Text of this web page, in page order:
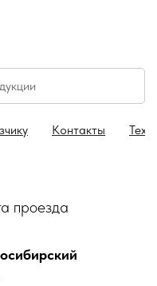
Контакты
проезда